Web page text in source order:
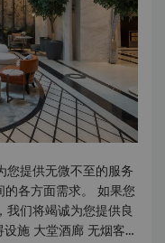
您提供无微不至的服务
各方面需求。 如果您
我们将竭诚为您提供良